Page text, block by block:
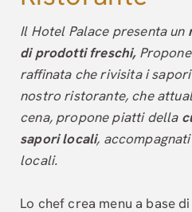
Il Hotel Palace presenta un
di prodotti freschi,Propone
raffinata che rivisita i
nostro ristorante, che
cena, propone piatti della
sapori locali,
locali.
Lo chef crea menu a base di